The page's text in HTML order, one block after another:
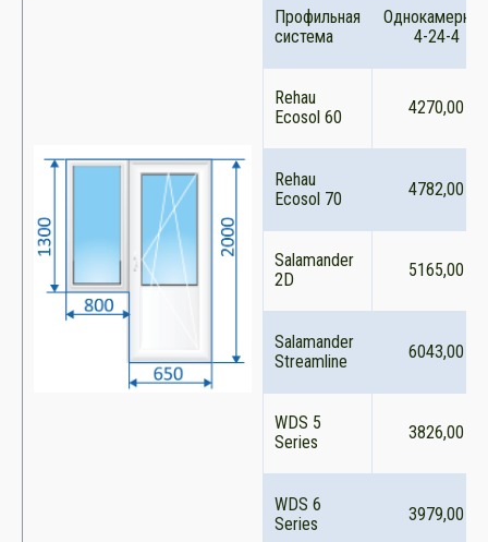
Профильная
система
Однокамерный
4-24-4
Rehau
Ecosol 60
4270,00
Rehau
Ecosol 70
4782,00
Salamander
2D
5165,00
Salamander
Streamline
6043,00
WDS 5
Series
3826,00
WDS 6
Series
3979,00